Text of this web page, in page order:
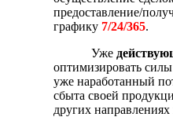
предоставление/
графику 7/24/365.
Уже
оптимизировать
уже наработанный
сбыта своей
других